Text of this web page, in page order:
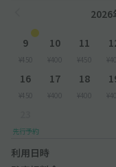
2026
9
¥450
10
¥400
11
¥450 ¥400
16
¥450
17
¥400
18
¥400 ¥400
先行予約
利用日時